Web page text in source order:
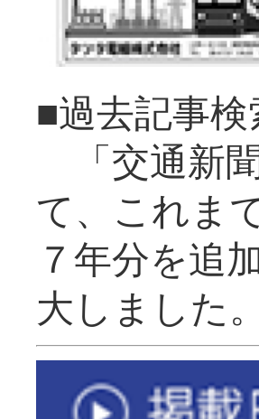
■過去記事
「交通新
て、これま
７年分を追
大し